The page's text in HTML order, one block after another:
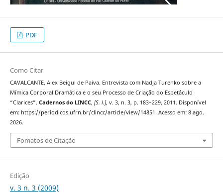
PDF
Como Citar
CAVALCANTE, Alex Beigui de Paiva. Entrevista com Nadja Turenko sobre a
Mímica Corporal Dramática e o seu Processo de Criação do Espetáculo
“Clarices”. Cadernos do LINCC, [S. l.], v. 3, n. 3, p. 183–229, 2011. Disponível
em: https://periodicos.ufrn.br/clincc/article/view/14851. Acesso em: 8 ago.
2026.
Fomatos de Citação
Edição
v. 3 n. 3 (2009)